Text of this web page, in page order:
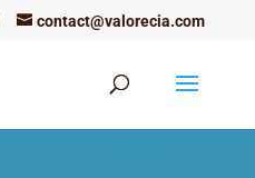
contact@valorecia.com